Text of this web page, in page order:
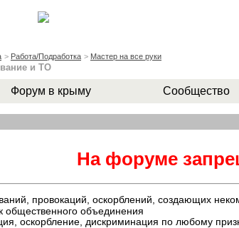
> Работа/Подработка > Мастер на все руки
и ТО
Форум в крыму Сообщество
На форуме
провокаций, оскорблений, создающих
общественного объединения
оскорбление, дискриминация по любому